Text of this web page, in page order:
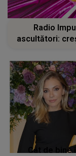
Radio
ascultători:
Cât de bine